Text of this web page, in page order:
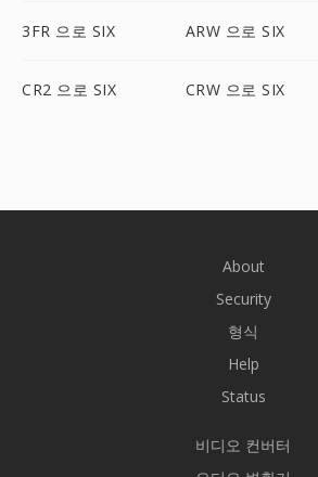
3FR 으로 SIX ARW 으로 SIX
CR2 으로 SIX CRW 으로 SIX
About
Security
형식
Help
Status
비디오 컨버터